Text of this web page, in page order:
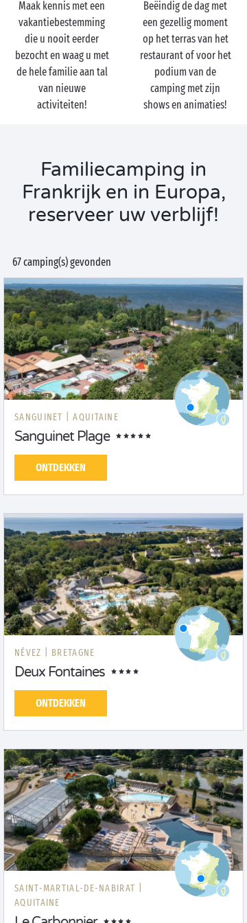
Maak kennis met een
vakantiebestemming
die u nooit eerder
bezocht en waag u met
de hele familie aan tal
van nieuwe
activiteiten!
Beëindig de dag met
een gezellig moment
op het terras van het
restaurant of voor het
podium van de
camping met zijn
shows en animaties!
Familiecamping in
Frankrijk en in Europa,
reserveer uw verblijf!
67 camping(s) gevonden
SANGUINET | AQUITAINE
Sanguinet Plage
ONTDEKKEN
NÉVEZ | BRETAGNE
Deux Fontaines
ONTDEKKEN
SAINT-MARTIAL-DE-NABIRAT |
AQUITAINE